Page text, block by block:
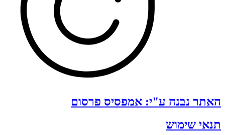
האתר נבנה ע"י: אמפסיס פרסום
תנאי שימוש